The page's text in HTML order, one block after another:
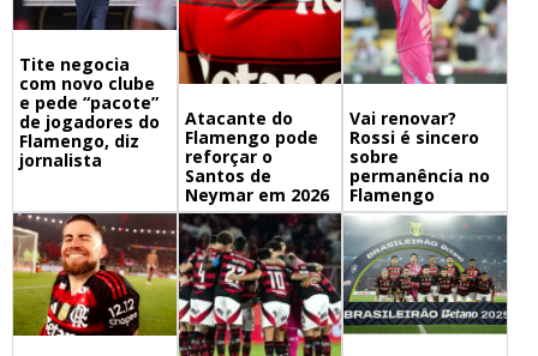
Tite negocia
com novo clube
e pede “pacote”
de jogadores do
Flamengo, diz
jornalista
Atacante do
Flamengo pode
reforçar o
Santos de
Neymar em 2026
Vai renovar?
Rossi é sincero
sobre
permanência no
Flamengo